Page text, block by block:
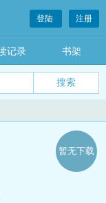
登陆 注册
记录 书架
暂无下载